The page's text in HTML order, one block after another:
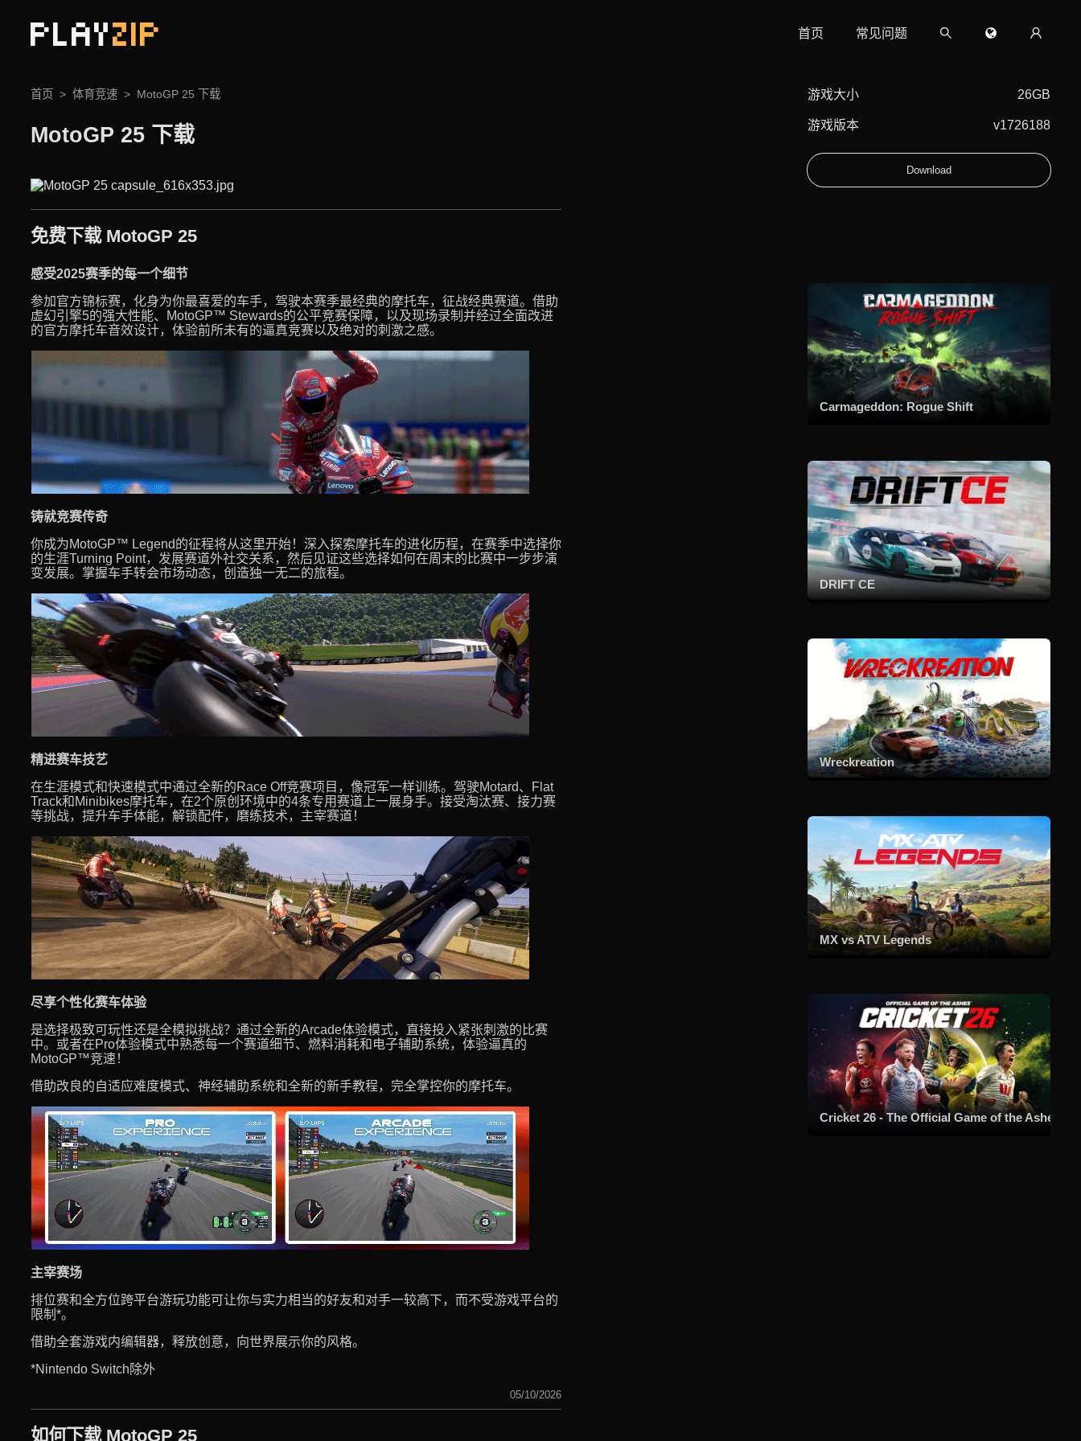
PLAYZIP 首页 常见问题
首页 体育竞速 MotoGP 25 下载
MotoGP 25 下载
免费下载 MotoGP 25
感受2025赛季的每一个细节
参加官方锦标赛，化身为你最喜爱的车手，驾驶本赛季最经典的摩托车，征战经典赛道。借助
虚幻引擎5的强大性能、MotoGP™ Stewards的公平竞赛保障，以及现场录制并经过全面改进
的官方摩托车音效设计，体验前所未有的逼真竞赛以及绝对的刺激之感。
铸就竞赛传奇
你成为MotoGP™ Legend的征程将从这里开始！深入探索摩托车的进化历程，在赛季中选择你
的生涯Turning Point，发展赛道外社交关系，然后见证这些选择如何在周末的比赛中一步步演
变发展。掌握车手转会市场动态，创造独一无二的旅程。
精进赛车技艺
在生涯模式和快速模式中通过全新的Race Off竞赛项目，像冠军一样训练。驾驶Motard、Flat
Track和Minibikes摩托车，在2个原创环境中的4条专用赛道上一展身手。接受淘汰赛、接力赛
等挑战，提升车手体能，解锁配件，磨练技术，主宰赛道！
尽享个性化赛车体验
是选择极致可玩性还是全模拟挑战？通过全新的Arcade体验模式，直接投入紧张刺激的比赛
中。或者在Pro体验模式中熟悉每一个赛道细节、燃料消耗和电子辅助系统，体验逼真的
MotoGP™竞速！
借助改良的自适应难度模式、神经辅助系统和全新的新手教程，完全掌控你的摩托车。
主宰赛场
排位赛和全方位跨平台游玩功能可让你与实力相当的好友和对手一较高下，而不受游戏平台的
限制*。
借助全套游戏内编辑器，释放创意，向世界展示你的风格。
*Nintendo Switch除外
05/10/2026
如何下载 MotoGP 25
游戏大小 26GB
游戏版本 v1726188
Download
Carmageddon: Rogue Shift
DRIFT CE
Wreckreation
MX vs ATV Legends
Cricket 26 - The Official Game of the Ashes